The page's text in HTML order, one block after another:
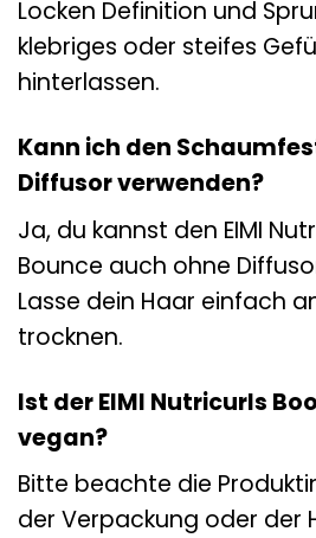
Locken Definition und
klebriges oder steifes
hinterlassen.
Kann ich den
Diffusor verwenden?
Ja, du kannst den EIMI
Bounce auch ohne
Lasse dein Haar einfach
trocknen.
Ist der EIMI Nutricurls
vegan?
Bitte beachte die
der Verpackung oder der